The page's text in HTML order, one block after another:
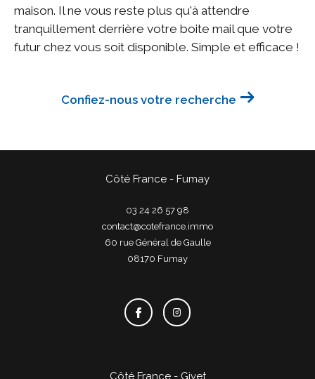
maison. Il ne vous reste plus qu'à attendre
tranquillement derrière votre boite mail que votre
futur chez vous soit disponible. Simple et efficace !
Confiez-nous votre recherche
Côté France - Fumay
03 24 26 57 98
contact@cotefrance.immo
60 rue Général de Gaulle
08170
fumay
Côté France - Givet